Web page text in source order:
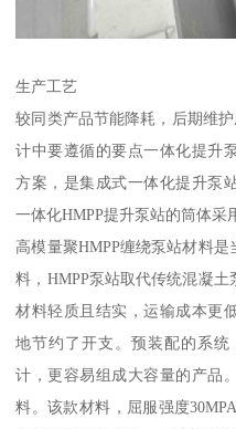
生产工艺
较同类产品节能降耗，后期维
计中要遵循的要点一体化提升
方案，是集成式一体化提升泵
一体化HMPP提升泵站的筒体采
高模量聚HMPP缠绕泵站材料
料，HMPP泵站取代传统混凝
材料轻质且结实，运输成本更
地节约了开支。预装配的系
计，更容易组成大容量的产品
料。该款材料，屈服强度